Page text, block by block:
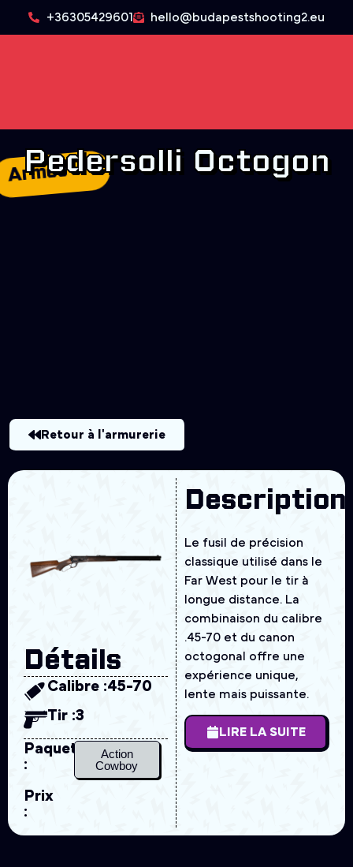
+36305429601 hello@budapestshooting2.eu
Pedersolli Octogon
Armes
Retour à l'armurerie
Détails
Calibre :45-70
Tir :3
Paquet
:
Action
Cowboy
Prix
:
Description
Le fusil de précision
classique utilisé dans le
Far West pour le tir à
longue distance. La
combinaison du calibre
.45-70 et du canon
octogonal offre une
expérience unique,
lente mais puissante.
LIRE LA SUITE